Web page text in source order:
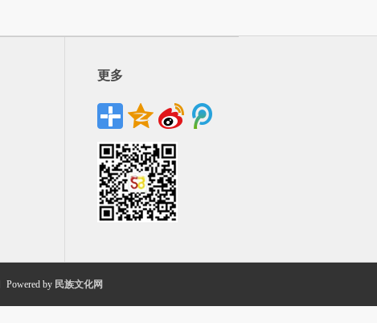
更多
Powered by 民族文化网